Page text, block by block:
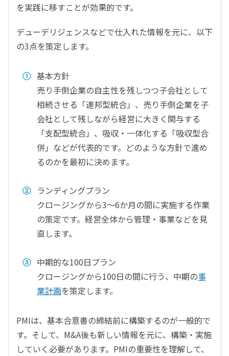
を実践に移すことが効果的です。
デューデリジェンスなどで仕入れた情報を元に、以下
の3点を策定します。
基本方針
売り手側企業の自主性を残しつつ子会社として
相続させる「連邦型統合」、売り手側企業を子
会社として残しながら経営に大きく関与する
「支配型統合」、吸収・一体化する「吸収型合
併」などが代表的です。どのような方針で進め
るのかを最初に決めます。
ランディングプラン
クロージングから3〜6か月の間に実施する作業
の策定です。経営全体から管理・事業などを見
直します。
中期的な100日プラン
クロージングから100日の間に行う、中期の事
業計画を策定します。
PMIは、基本合意書の締結前に構築するのが一般的で
す。そして、M&A後も新しい情報を元に、構築・実施
していく必要があります。PMIの重要性を理解して、